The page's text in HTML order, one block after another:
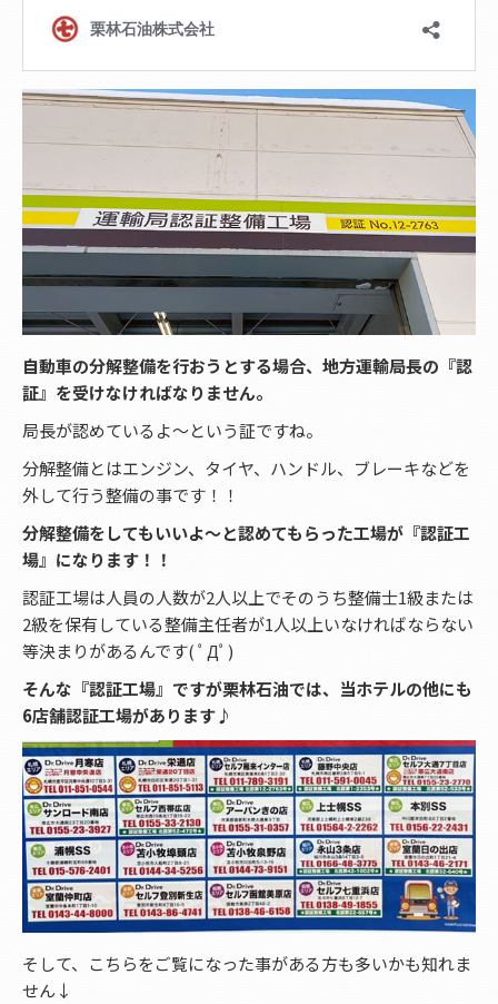
自動車の分解整備を行おうとする場合、地方運輸局長の『認
証』を受けなければなりません。
局長が認めているよ〜という証ですね。
分解整備とはエンジン、タイヤ、ハンドル、ブレーキなどを
外して行う整備の事です！！
分解整備をしてもいいよ～と認めてもらった工場が『認証工
場』になります！！
認証工場は人員の人数が2人以上でそのうち整備士1級または
2級を保有している整備主任者が1人以上いなければならない
等決まりがあるんです( ﾟДﾟ)
そんな『認証工場』ですが栗林石油では、当ホテルの他にも
6店舗認証工場があります♪
そして、こちらをご覧になった事がある方も多いかも知れま
せん↓